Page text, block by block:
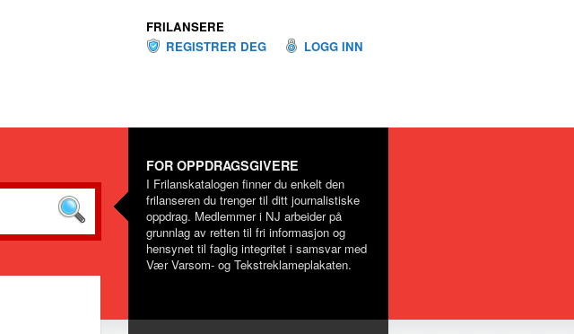
FRILANSERE
REGISTRER DEG
LOGG INN
FOR OPPDRAGSGIVERE
I Frilanskatalogen finner du enkelt den
frilanseren du trenger til ditt journalistiske
oppdrag. Medlemmer i NJ arbeider på
grunnlag av retten til fri informasjon og
hensynet til faglig integritet i samsvar med
Vær Varsom- og Tekstreklameplakaten.